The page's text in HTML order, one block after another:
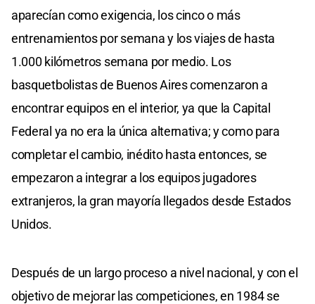
aparecían como exigencia, los cinco o más
entrenamientos por semana y los viajes de hasta
1.000 kilómetros semana por medio. Los
basquetbolistas de Buenos Aires comenzaron a
encontrar equipos en el interior, ya que la Capital
Federal ya no era la única alternativa; y como para
completar el cambio, inédito hasta entonces, se
empezaron a integrar a los equipos jugadores
extranjeros, la gran mayoría llegados desde Estados
Unidos.
Después de un largo proceso a nivel nacional, y con el
objetivo de mejorar las competiciones, en 1984 se